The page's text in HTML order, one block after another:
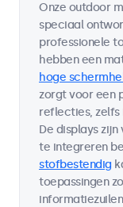
Onze outdoor
speciaal
professionele
hebben een
hoge
zorgt voor een
reflecties, zelfs
De displays
te integreren
stofbestendig
toepassingen